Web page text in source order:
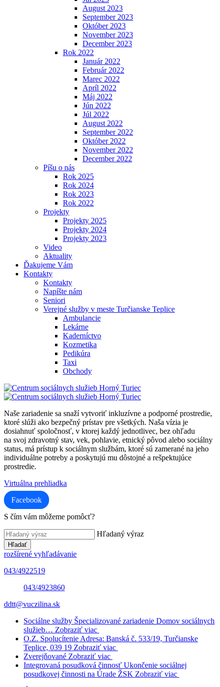
August 2023
September 2023
Október 2023
November 2023
December 2023
Rok 2022
Január 2022
Február 2022
Marec 2022
Apríl 2022
Máj 2022
Jún 2022
Júl 2022
August 2022
September 2022
Október 2022
November 2022
December 2022
Píšu o nás
Rok 2025
Rok 2024
Rok 2023
Rok 2022
Projekty
Projekty 2025
Projekty 2024
Projekty 2023
Video
Aktuality
Ďakujeme Vám
Kontakty
Kontakty
Napíšte nám
Seniori
Verejné služby v meste Turčianske Teplice
Ambulancie
Lekárne
Kaderníctvo
Kozmetika
Pedikúra
Taxi
Obchody
Naše zariadenie sa snaží vytvoriť inkluzívne a podporné prostredie,
ktoré slúži ako bezpečný prístav pre všetkých. Naša vízia je
dosiahnuť spoločnosť, v ktorej každý jednotlivec, bez ohľadu
na svoj zdravotný stav, vek, pohlavie, etnický pôvod alebo sociálny
status, má prístup k sociálnym službám, ktoré sú zamerané na jeho
individuálne potreby a poskytujú mu dôstojné a rešpektujúce
prostredie.
Virtuálna prehliadka
Facebook
S čím vám môžeme pomôcť?
Hľadaný výraz
Hľadať
rozšírené vyhľadávanie
043/4922519
043/4923860
ddtt@vuczilina.sk
Sociálne služby Špecializované zariadenie Domov sociálnych
služieb… Zobraziť viac
O.Z. Spolucítenie Adresa: Banská č. 533/19, Turčianske
Teplice, 039 19 Zobraziť viac
Zverejňované Zobraziť viac
Integrovaná posudková činnosť Ukončenie sociálnej
posudkovej činnosti na Úrade ŽSK Zobraziť viac